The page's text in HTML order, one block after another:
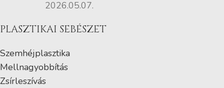
2026.05.07.
PLASZTIKAI SEBÉSZET
Szemhéjplasztika
Mellnagyobbítás
Zsírleszívás